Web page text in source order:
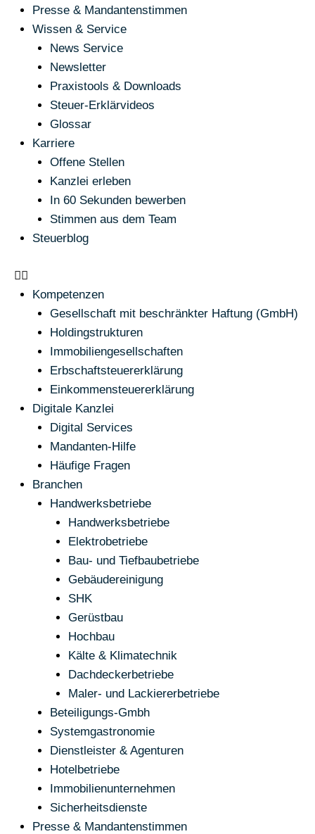
Presse & Mandantenstimmen
Wissen & Service
News Service
Newsletter
Praxistools & Downloads
Steuer-Erklärvideos
Glossar
Karriere
Offene Stellen
Kanzlei erleben
In 60 Sekunden bewerben
Stimmen aus dem Team
Steuerblog
Kompetenzen
Gesellschaft mit beschränkter Haftung (GmbH)
Holdingstrukturen
Immobiliengesellschaften
Erbschaftsteuererklärung
Einkommensteuererklärung
Digitale Kanzlei
Digital Services
Mandanten-Hilfe
Häufige Fragen
Branchen
Handwerksbetriebe
Handwerksbetriebe
Elektrobetriebe
Bau- und Tiefbaubetriebe
Gebäudereinigung
SHK
Gerüstbau
Hochbau
Kälte & Klimatechnik
Dachdeckerbetriebe
Maler- und Lackiererbetriebe
Beteiligungs-Gmbh
Systemgastronomie
Dienstleister & Agenturen
Hotelbetriebe
Immobilienunternehmen
Sicherheitsdienste
Presse & Mandantenstimmen